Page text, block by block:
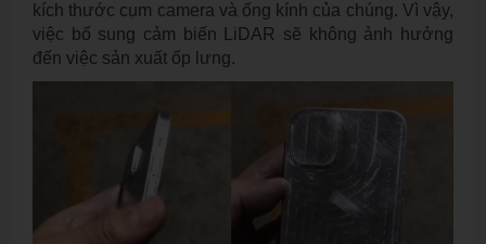
kích thước cụm camera và ống kính của chúng. Vì vậy,
việc bổ sung cảm biến LiDAR sẽ không ảnh hưởng
đến việc sản xuất ốp lưng.